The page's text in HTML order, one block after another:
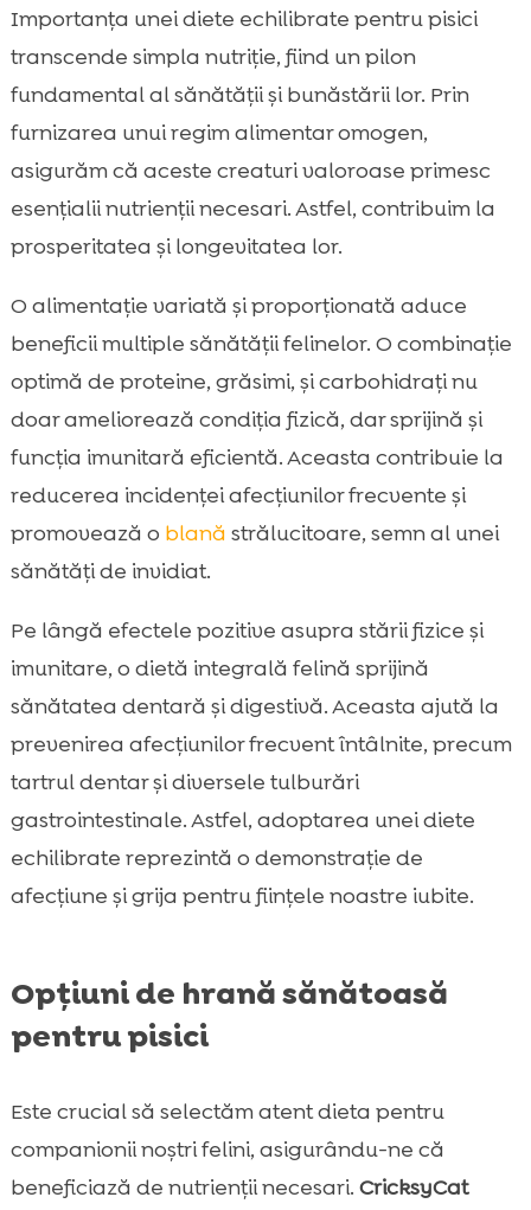
Importanța unei diete echilibrate pentru pisici
transcende simpla nutriție, fiind un pilon
fundamental al sănătății și bunăstării lor. Prin
furnizarea unui regim alimentar omogen,
asigurăm că aceste creaturi valoroase primesc
esențialii nutrienții necesari. Astfel, contribuim la
prosperitatea și longevitatea lor.
O alimentație variată și proporționată aduce
beneficii multiple sănătății felinelor. O combinație
optimă de proteine, grăsimi, și carbohidrați nu
doar ameliorează condiția fizică, dar sprijină și
funcția imunitară eficientă. Aceasta contribuie la
reducerea incidenței afecțiunilor frecvente și
promovează o blană strălucitoare, semn al unei
sănătăți de invidiat.
Pe lângă efectele pozitive asupra stării fizice și
imunitare, o dietă integrală felină sprijină
sănătatea dentară și digestivă. Aceasta ajută la
prevenirea afecțiunilor frecvent întâlnite, precum
tartrul dentar și diversele tulburări
gastrointestinale. Astfel, adoptarea unei diete
echilibrate reprezintă o demonstrație de
afecțiune și grija pentru ființele noastre iubite.
Opțiuni de hrană sănătoasă
pentru pisici
Este crucial să selectăm atent dieta pentru
companionii noștri felini, asigurându-ne că
beneficiază de nutrienții necesari. CricksyCat